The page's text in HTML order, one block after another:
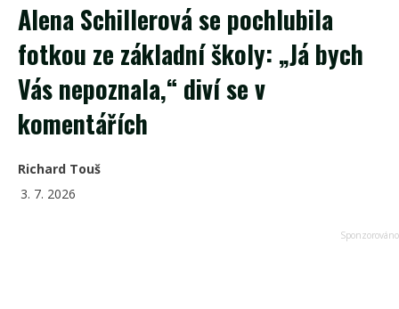
Alena Schillerová se pochlubila
fotkou ze základní školy: „Já bych
Vás nepoznala,“ diví se v
komentářích
Richard Touš
3. 7. 2026